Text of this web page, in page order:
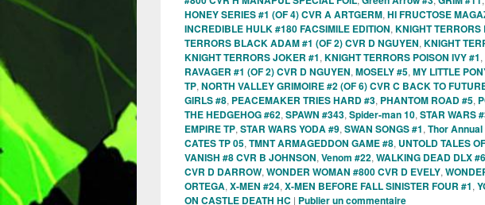
HONEY SERIES #1 (OF 4) CVR A ARTGERM, HI FRUCTOSE
INCREDIBLE HULK #180 FACSIMILE EDITION, KNIGHT TERRORS
TERRORS BLACK ADAM #1 (OF 2) CVR D NGUYEN, KNIGHT
KNIGHT TERRORS JOKER #1, KNIGHT TERRORS POISON IVY #1,
RAVAGER #1 (OF 2) CVR D NGUYEN, MOSELY #5, MY LITTLE
TP, NORTH VALLEY GRIMOIRE #2 (OF 6) CVR C BACK TO
GIRLS #8, PEACEMAKER TRIES HARD #3, PHANTOM ROAD #5,
THE HEDGEHOG #62, SPAWN #343, Spider-man 10, STAR WARS
EMPIRE TP, STAR WARS YODA #9, SWAN SONGS #1, Thor Annual
CATES TP 05, TMNT ARMAGEDDON GAME #8, UNTOLD TALES
VANISH #8 CVR B JOHNSON, Venom #22, WALKING DEAD DLX
CVR D DARROW, WONDER WOMAN #800 CVR D EVELY,
ORTEGA, X-MEN #24, X-MEN BEFORE FALL SINISTER FOUR #1,
ON CASTLE DEATH HC | Publier un commentaire